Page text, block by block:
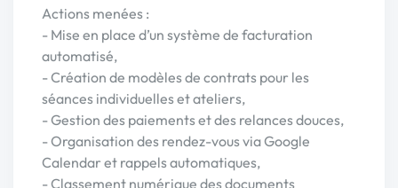
Actions menées :
- Mise en place d’un système de facturation
automatisé,
- Création de modèles de contrats pour les
séances individuelles et ateliers,
- Gestion des paiements et des relances douces,
- Organisation des rendez-vous via Google
Calendar et rappels automatiques,
- Classement numérique des documents